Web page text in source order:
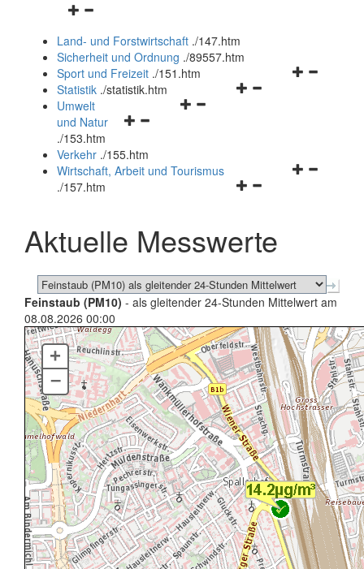
Navigationsmenü
und
schließen
Land- und Forstwirtschaft ./147.htm
Sicherheit und Ordnung ./89557.htm
Navigationsmenü
Sport und Freizeit ./151.htm
Navigationsmenü
Statistik ./statistik.htm
Navigationsmenü
und
schließen
Umwelt
und Natur
./153.htm
Verkehr ./155.htm
Navigationsmenü
schließen
Wirtschaft, Arbeit und Tourismus
./157.htm
Aktuelle Messwerte
Feinstaub (PM10) - als gleitender 24-Stunden Mittelwert am
08.08.2026 00:00
+
–